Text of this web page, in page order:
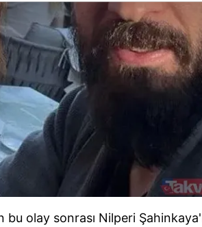
için İnternet Sitemizde kendimize ve
işlenmekte olup gerekli olan
sitemizin daha işlevsel kılınması
amaçlarıyla sınırlı olarak açık
yer alan panel vasıtasıyla
Metnimizi
Kanunu uyarınca hazırlanmış
ilgili bilgi almak için lütfen
olay sonrası Nilperi